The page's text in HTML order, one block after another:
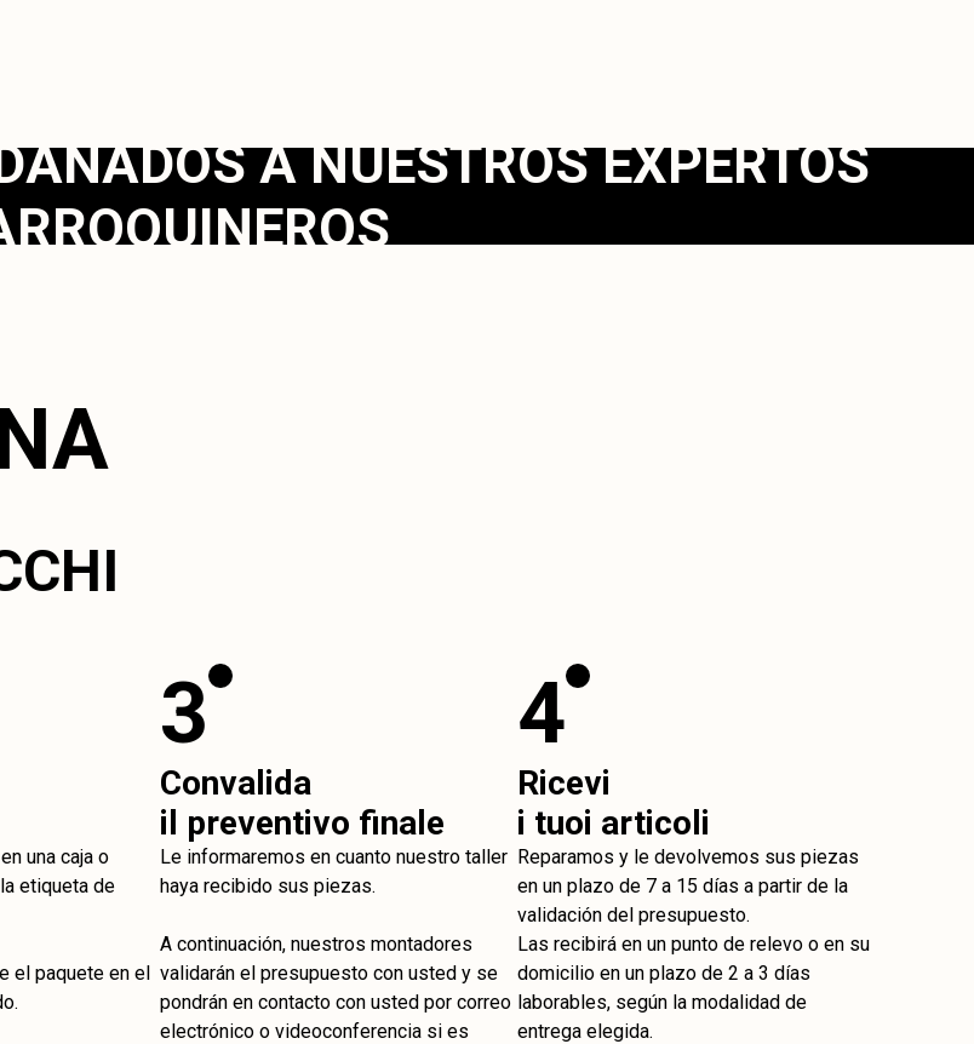
A NUESTROS EXPERTOS
una caja o
etiqueta de
el paquete en el
3
Convalida
il preventivo finale
Le informaremos en cuanto nuestro taller
haya recibido sus piezas.
A continuación, nuestros montadores
validarán el presupuesto con usted y se
pondrán en contacto con usted por correo
electrónico o videoconferencia si es
4
Ricevi
i tuoi articoli
Reparamos y le devolvemos sus piezas
en un plazo de 7 a 15 días a partir de la
validación del presupuesto.
Las recibirá en un punto de relevo o en su
domicilio en un plazo de 2 a 3 días
laborables, según la modalidad de
entrega elegida.